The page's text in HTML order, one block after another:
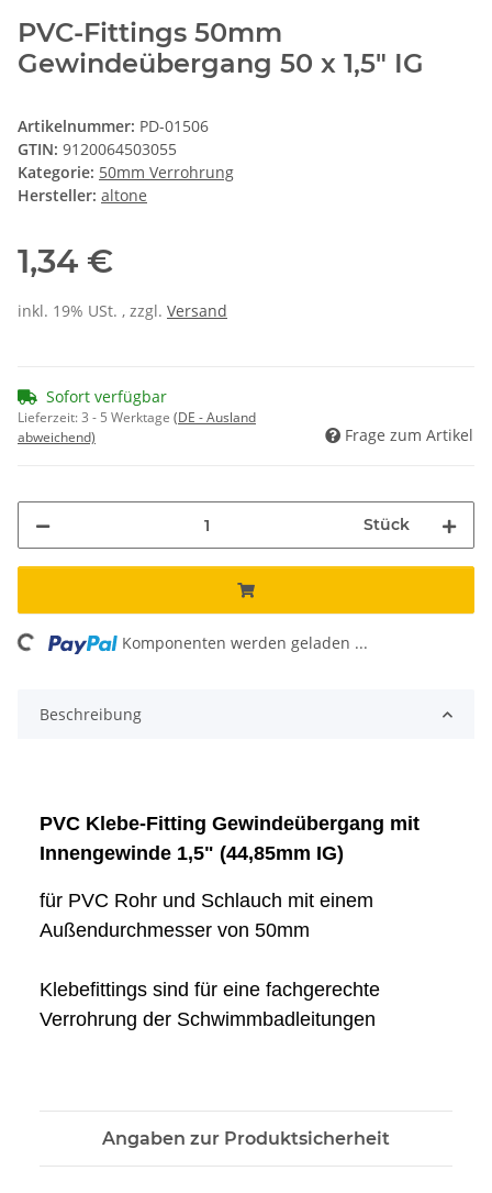
PVC-Fittings 50mm
Gewindeübergang 50 x 1,5" IG
Artikelnummer: PD-01506
GTIN: 9120064503055
Kategorie: 50mm Verrohrung
Hersteller: altone
1,34 €
inkl. 19% USt. , zzgl. Versand
Sofort verfügbar
Lieferzeit:3 - 5 Werktage (DE - Ausland
abweichend)
Frage zum Artikel
Stück
Komponenten werden geladen ...
Beschreibung
PVC Klebe-Fitting Gewindeübergang mit
Innengewinde 1,5" (44,85mm IG)
für PVC Rohr und Schlauch mit einem
Außendurchmesser von 50mm
Klebefittings sind für eine fachgerechte
Verrohrung der Schwimmbadleitungen
Angaben zur Produktsicherheit